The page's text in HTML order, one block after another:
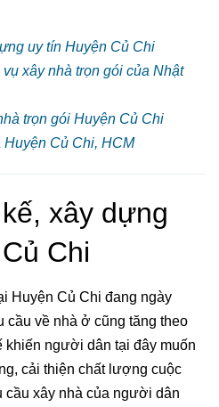
uy tín Huyện Củ Chi
xây nhà trọn gói của Nhật
trọn gói Huyện Củ Chi
Củ Chi, HCM
xây dựng
Chi
Huyện Củ Chi đang ngày
cầu về nhà ở cũng tăng theo
khiến người dân tại đây muốn
cải thiện chất lượng cuộc
cầu xây nhà của người dân